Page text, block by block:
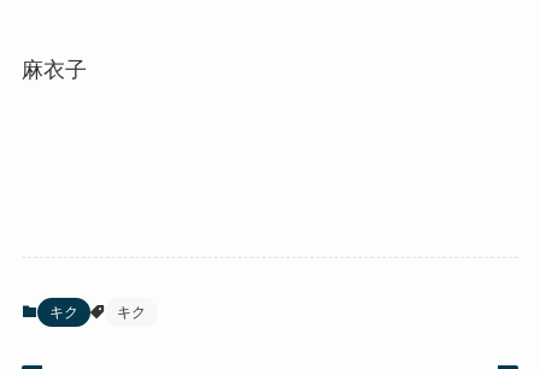
麻衣子
キク キク